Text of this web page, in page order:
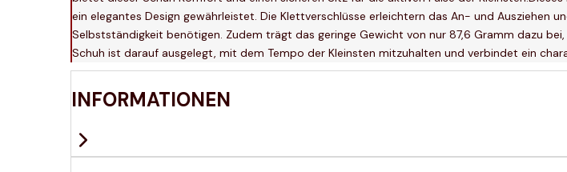
ein elegantes Design gewährleistet. Die Klettverschlüsse erleichtern das An- und Ausziehen
Selbstständigkeit benötigen. Zudem trägt das geringe Gewicht von nur 87,6 Gramm dazu
Schuh ist darauf ausgelegt, mit dem Tempo der Kleinsten mitzuhalten und verbindet ein
INFORMATIONEN